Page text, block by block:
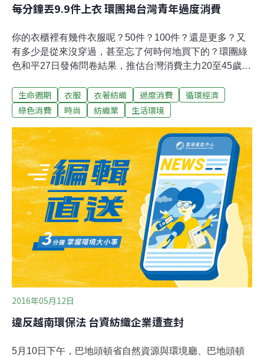
每分鐘丟9.9件上衣 環團揭台灣青年過度消費
你的衣櫃裡有幾件衣服呢？50件？100件？還是更多？又
有多少是從來沒穿過，甚至忘了何時何地買下的？環團綠
色和平27日發佈問卷結果，推估台灣消費主力20至45歲的
衣服遭到丟棄。在「快時尚」席捲全球之際，綠色和平強
調「減法」生活哲學，提醒民眾消費行為對環境與人權的
消費者購衣習慣，在1月間向20至45歲的民眾收集了1000
份問卷。這些受訪者平均每人擁有75件衣服，但其中卻有
1/5，約15件幾乎沒在穿，甚至超過五成的受訪者坦言，近
兩個月內曾在衣櫃裡找到許久未穿的衣服。你的衣櫃裡有
多少買了之後從未穿過的衣服呢？攝影：賴品瑀。陳玲瑤
認為，這顯示了民眾可能對於自己買了什麼、實際上又用
了多少的消費情形掌握度不高。現今全球颳起「快時尚」
風潮，每週新品行銷與鼓勵消費下，將使衣物過度消費與
浪費情形更嚴重，也
生命週期 衣服 衣著紡織 過度消費
循環經濟
綠色消費
時尚 紡織業 生活環境
2016年05月12日
違反越南環保法 台資紡織企業遭查封
5月10日下午，巴地頭頓省自然資源與環境廳、巴地頭頓